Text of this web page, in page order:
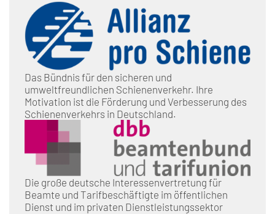
Das Bündnis für den sicheren und
umweltfreundlichen Schienenverkehr. Ihre
Motivation ist die Förderung und Verbesserung des
Schienenverkehrs in Deutschland.
Die große deutsche Interessenvertretung für
Beamte und Tarifbeschäftigte im öffentlichen
Dienst und im privaten Dienstleistungssektor